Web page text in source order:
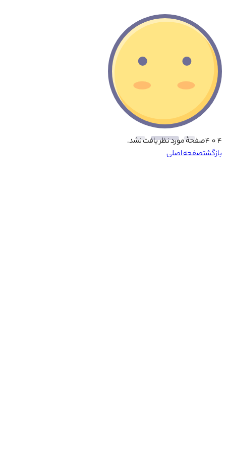
۴ ۰ ۴
صفحهٔ مورد نظر یافت نشد.
بازگشتصفحه اصلی